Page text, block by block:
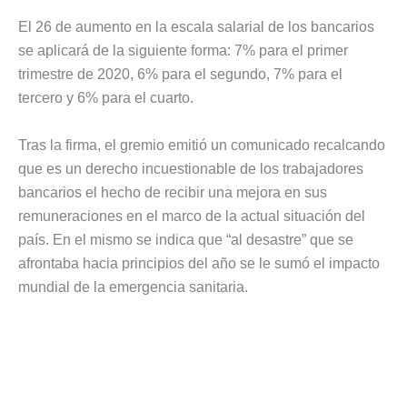
El 26 de aumento en la escala salarial de los bancarios
se aplicará de la siguiente forma: 7% para el primer
trimestre de 2020, 6% para el segundo, 7% para el
tercero y 6% para el cuarto.
Tras la firma, el gremio emitió un comunicado recalcando
que es un derecho incuestionable de los trabajadores
bancarios el hecho de recibir una mejora en sus
remuneraciones en el marco de la actual situación del
país. En el mismo se indica que “al desastre” que se
afrontaba hacia principios del año se le sumó el impacto
mundial de la emergencia sanitaria.